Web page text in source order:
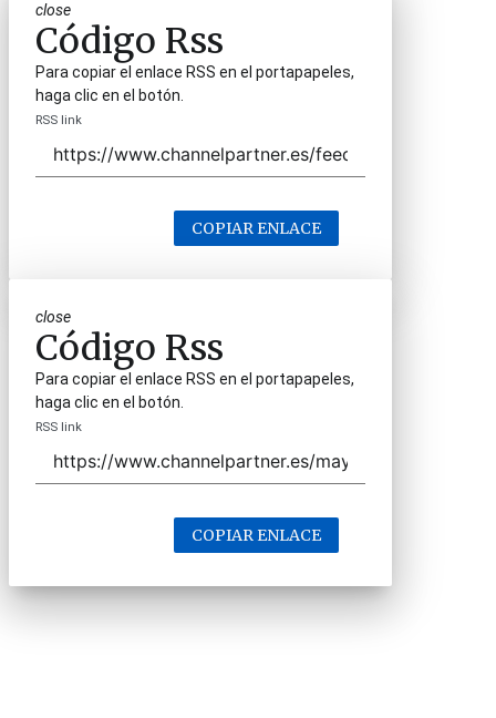
close
Código Rss
Para copiar el enlace RSS en el portapapeles,
haga clic en el botón.
RSS link
COPIAR ENLACE
close
Código Rss
Para copiar el enlace RSS en el portapapeles,
haga clic en el botón.
RSS link
COPIAR ENLACE